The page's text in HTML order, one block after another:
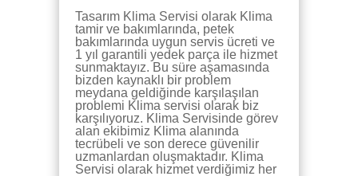
Tasarım Klima Servisi olarak Klima
tamir ve bakımlarında, petek
bakımlarında uygun servis ücreti ve
1 yıl garantili yedek parça ile hizmet
sunmaktayız. Bu süre aşamasında
bizden kaynaklı bir problem
meydana geldiğinde karşılaşılan
problemi Klima servisi olarak biz
karşılıyoruz. Klima Servisinde görev
alan ekibimiz Klima alanında
tecrübeli ve son derece güvenilir
uzmanlardan oluşmaktadır. Klima
Servisi olarak hizmet verdiğimiz her